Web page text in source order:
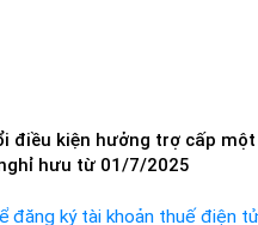
điều kiện hưởng trợ cấp một
hưu từ 01/7/2025